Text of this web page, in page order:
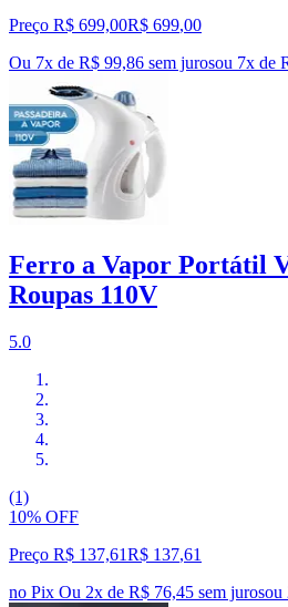
Preço R$ 699,00R$ 699,00
Ou 7x de R$ 99,86 sem jurosou 7x de
Ferro a Vapor Portátil
Roupas 110V
5.0
(1)
10% OFF
Preço R$ 137,61R$ 137,61
no Pix Ou 2x de R$ 76,45 sem jurosou